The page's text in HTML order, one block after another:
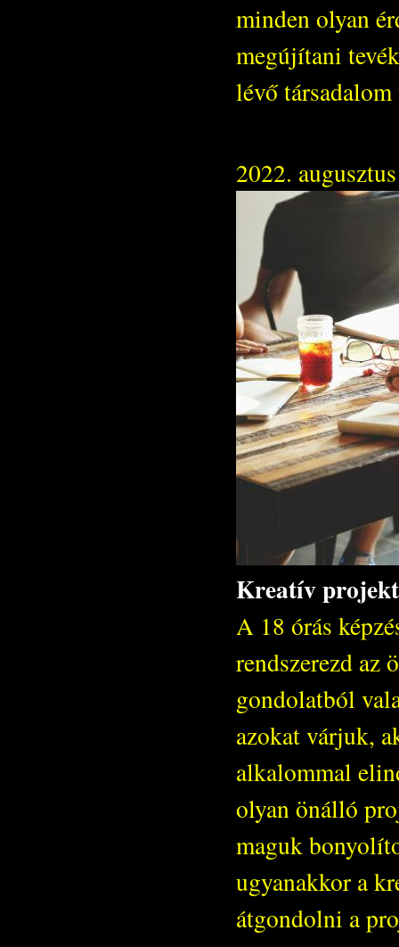
minden olyan
megújítani
lévő
2022.
Kreatív
A 18 órás
rendszerezd az
gondolatból
azokat várjuk,
alkalommal
olyan önálló
maguk
ugyanakkor a
átgondolni a